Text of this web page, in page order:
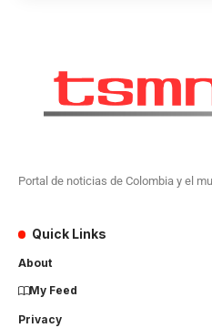
Portal de noticias de Colombia y el
Quick Links
About
My Feed
Privacy